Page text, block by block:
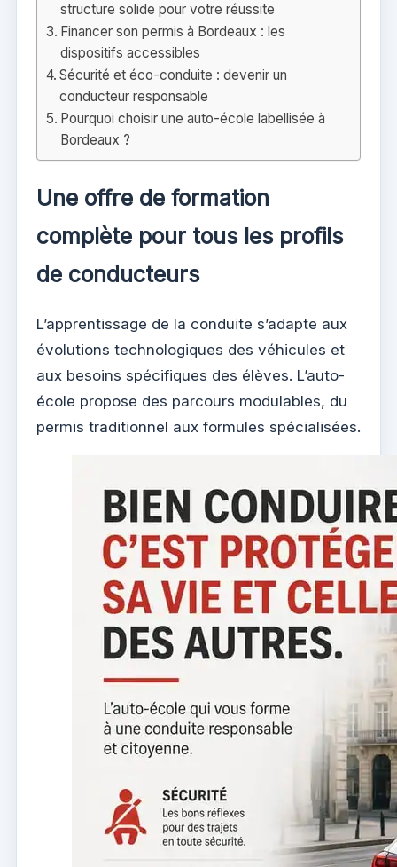
structure solide pour votre réussite
Financer son permis à Bordeaux : les
dispositifs accessibles
Sécurité et éco-conduite : devenir un
conducteur responsable
Pourquoi choisir une auto-école labellisée à
Bordeaux ?
Une offre de formation
complète pour tous les profils
de conducteurs
L’apprentissage de la conduite s’adapte aux
évolutions technologiques des véhicules et
aux besoins spécifiques des élèves. L’auto-
école propose des parcours modulables, du
permis traditionnel aux formules spécialisées.